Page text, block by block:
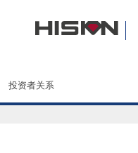
投资者关系